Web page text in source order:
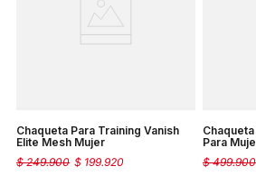
Chaqueta Para Training Vanish
Elite Mesh Mujer
$ 199.920
$ 249.900
Para
$ 499.900